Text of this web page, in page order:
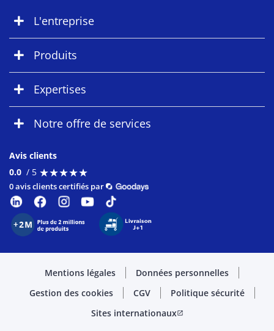
L'entreprise
Produits
Expertises
Notre offre de services
Avis clients
0.0 / 5 ★★★★★
★★★★★
0 avis clients certifiés par
Mentions légales
Données personnelles
Gestion des cookies
CGV
Politique sécurité
Sites internationauxopen_in_new